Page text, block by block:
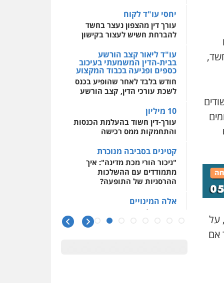
על
אם
יחסי עו"ד לקוח
עורך דין מהצפון נעצר בחשד
להברחת חשיש לעצור בקישון
עו"ד ליאור קצב הורשע
בבית-הדין המשמעתי בעיכוב
כספים ופגיעה בכבוד המקצוע
חודש בלבד לאחר שהופיע בכנס
לשכת עורכי הדין, קצב הורשע
10 מיליון
עורך-דין חשוד בהעלמת הכנסות
והתחמקות ממס רכישה
קטינים בסביבה מנוכרת
"ניכור הורי מכת מדינה": איך
מתמודדים עם ההשלכות
ההרסניות של התופעה?
אלה המינויים
הוועדה לבחירת שופטים בחרה
26 שופטים ורשמים נוספים